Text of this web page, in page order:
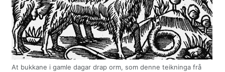
At bukkane i gamle dagar drap orm, som denne teikninga frå